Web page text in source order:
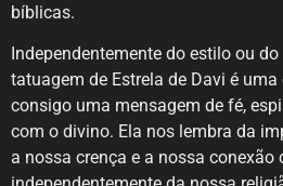
bíblicas.
Independentemente do estilo ou
tatuagem de Estrela de Davi é
consigo uma mensagem de fé,
com o divino. Ela nos lembra da
a nossa crença e a nossa conexão